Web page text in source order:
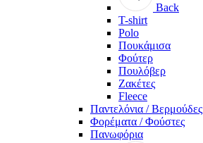
Back
T-shirt
Polo
Πουκάμισα
Φούτερ
Πουλόβερ
Ζακέτες
Fleece
Παντελόνια / Βερμούδες
Φορέματα / Φούστες
Πανωφόρια